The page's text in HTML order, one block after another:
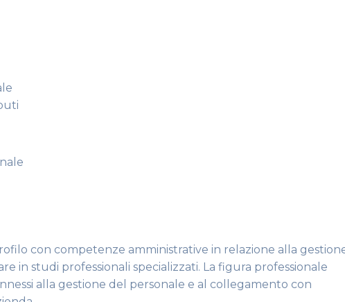
con competenze amministrative in relazione alla
in studi professionali specializzati. La figura professionale
alla gestione del personale e al collegamento con